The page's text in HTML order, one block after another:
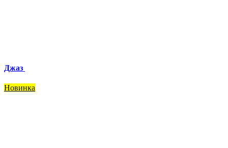
Джаз
Новинка